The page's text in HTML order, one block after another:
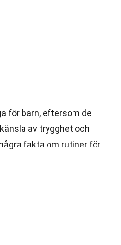
för barn, eftersom de
av trygghet och
fakta om rutiner för